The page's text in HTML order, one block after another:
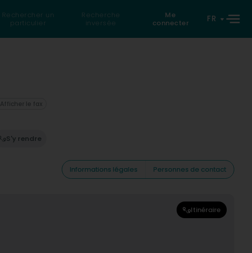
Rechercher un
particulier
Recherche
inversée
Me
connecter
FR
S'y rendre
Afficher le fax
Informations légales
Personnes de contact
Itinéraire